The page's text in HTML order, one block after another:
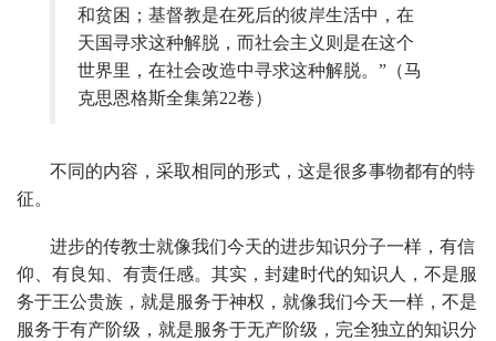
和贫困；基督教是在死后的彼岸生活中，在
天国寻求这种解脱，而社会主义则是在这个
世界里，在社会改造中寻求这种解脱。 ” （马
克思恩格斯全集第22卷）
不同的内容，采取相同的形式，这是很多事物都有的特
征。
进步的传教士就像我们今天的进步知识分子一样，有信
仰、有良知、有责任感。其实，封建时代的知识人，不是服
务于王公贵族，就是服务于神权，就像我们今天一样，不是
服务于有产阶级，就是服务于无产阶级，完全独立的知识分